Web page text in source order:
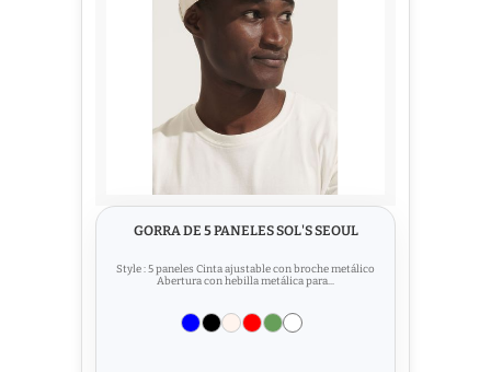
GORRA DE 5 PANELES SOL'S SEOUL
Style : 5 paneles Cinta ajustable con broche metálico
Abertura con hebilla metálica para...